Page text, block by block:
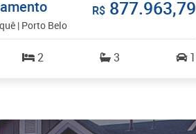
| Porto Belo
R$ 877.963,79
2 3 1